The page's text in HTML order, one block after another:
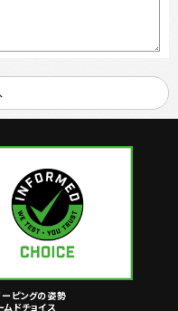
ーピングの姿勢
ムドチョイス